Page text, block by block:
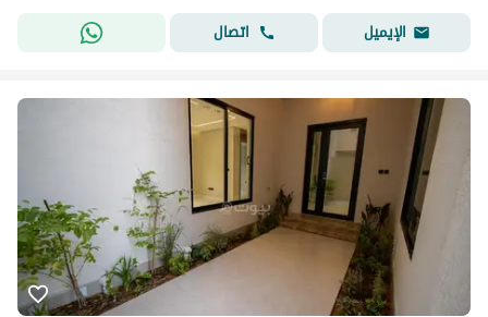
الإيميل
اتصال